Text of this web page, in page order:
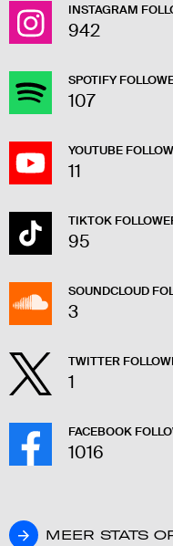
INSTAGRAM
942
SPOTIFY
107
YOUTUBE
11
TIKTOK
95
SOUNDCLOUD
3
TWITTER
1
FACEBOOK
1016
MEER STATS
MEER STATS